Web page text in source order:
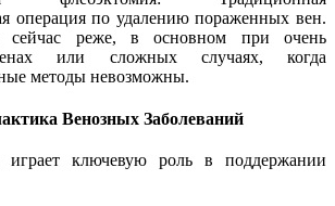
операция по удалению пораженных вен.
сейчас реже, в основном при очень
или сложных случаях, когда
методы невозможны.
Венозных Заболеваний
играет ключевую роль в поддержании